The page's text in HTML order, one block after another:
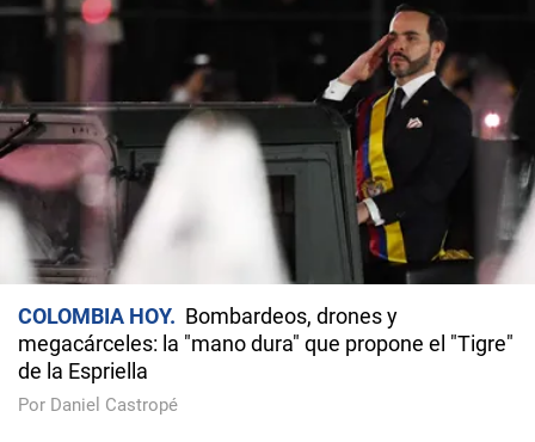
COLOMBIA HOY
Bombardeos, drones y
megacárceles: la "mano dura" que propone el "Tigre"
de la Espriella
Por Daniel Castropé